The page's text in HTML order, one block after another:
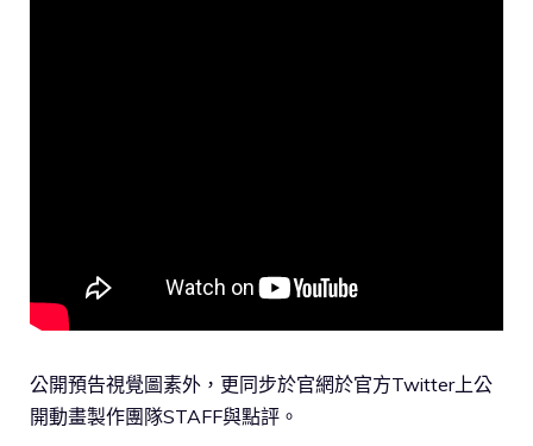
公開預告視覺圖素外，更同步於官網於官方Twitter上公
開動畫製作團隊STAFF與點評。